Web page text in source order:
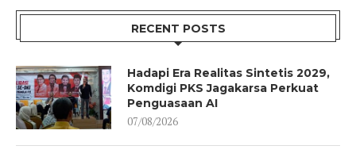
RECENT POSTS
Hadapi Era Realitas Sintetis 2029,
Komdigi PKS Jagakarsa Perkuat
Penguasaan AI
07/08/2026